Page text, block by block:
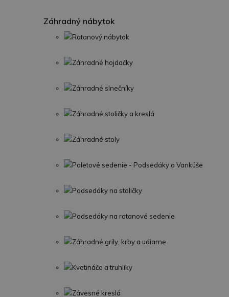
Záhradný nábytok
Ratanový nábytok
Záhradné hojdačky
Záhradné slnečníky
Záhradné stoličky a kreslá
Záhradné stoly
Paletové sedenie - Podsedáky a Vankúše
Podsedáky na stoličky
Podsedáky na ratanové sedenie
Záhradné grily, krby a udiarne
Kvetináče a truhlíky
Závesné kreslá